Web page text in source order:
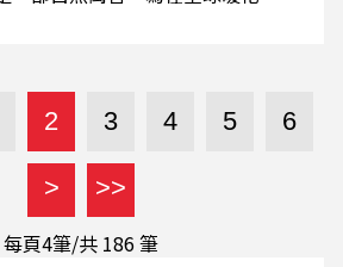
城市》讓動物過起人類的生活與
操作，把人的生態與心性放回動
的視野，照見人類亦蒼茫自然中
球的災變與宇宙的生滅。
與動物、時間與生命的戲劇，也是
來到節目中，為我們演示她的語
2 3 4 5 6
> >>
每頁4筆/共 186筆